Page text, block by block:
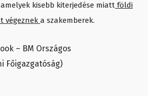
kisebb kiterjedése miatt földi
végeznek a szakemberek.
– BM Országos
Főigazgatóság)